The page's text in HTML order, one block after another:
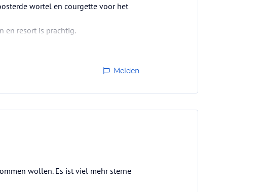
wortel en courgette voor het
en resort is prachtig.
Melden
wollen. Es ist viel mehr sterne